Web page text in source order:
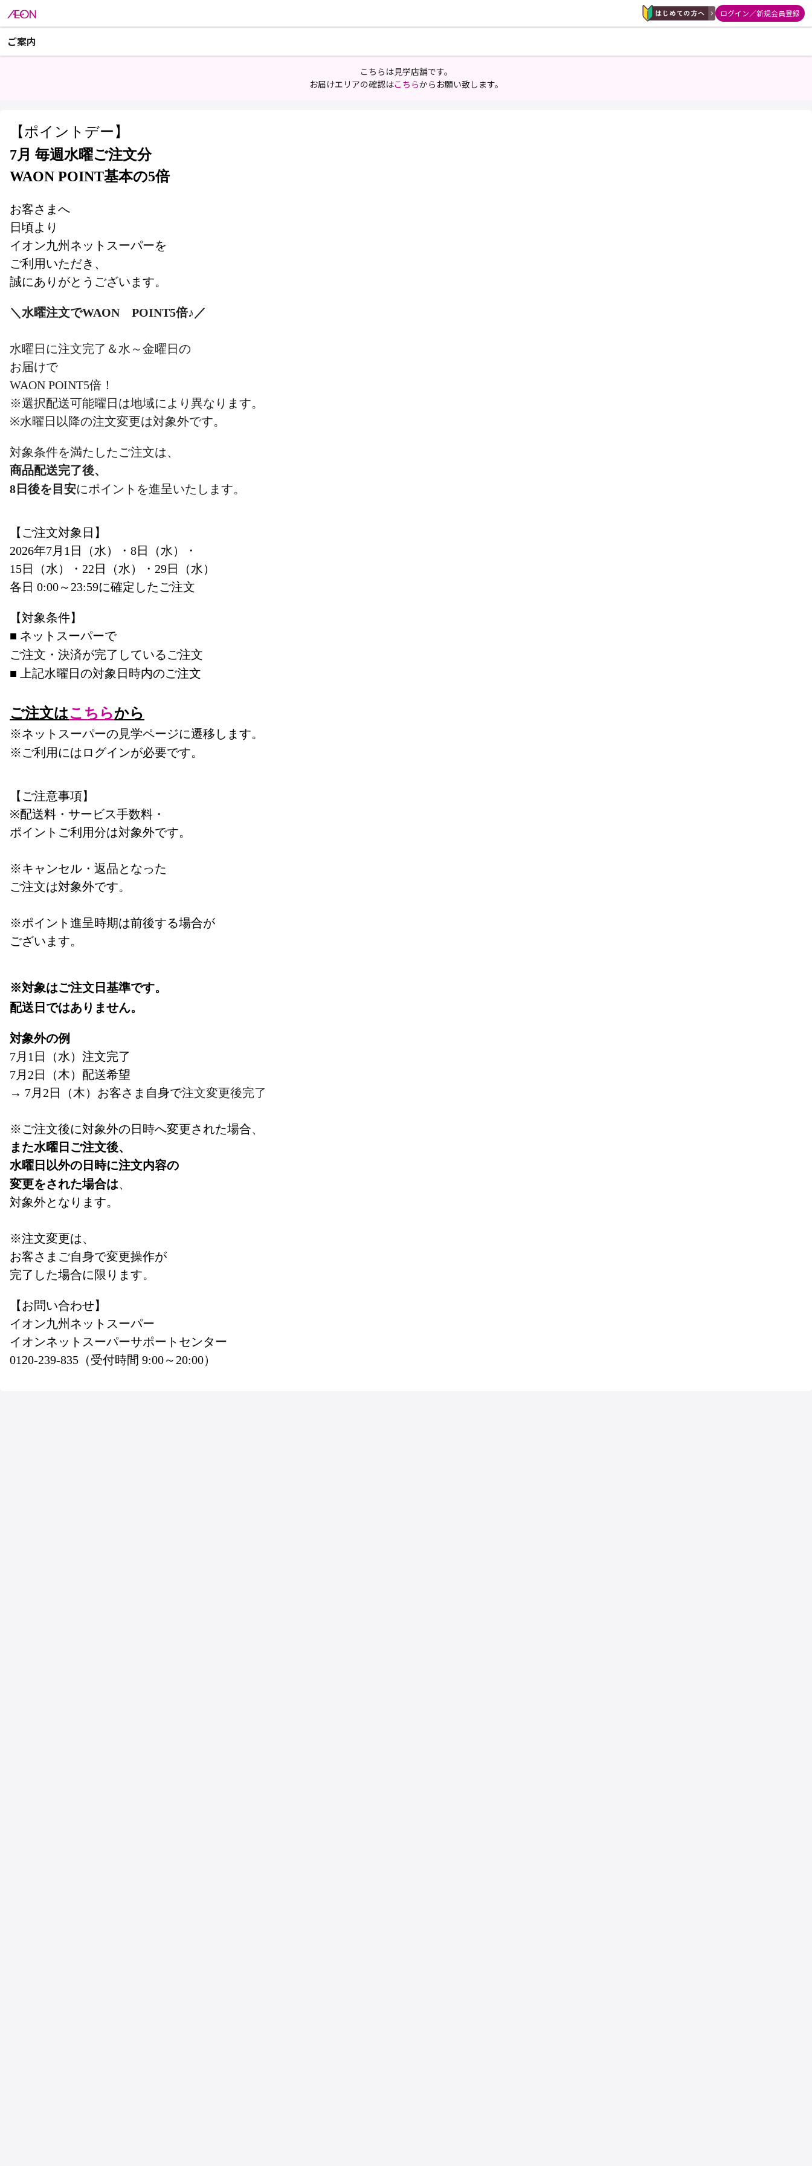
ログイン／新規会員登録
ご案内
こちらは見学店舗です。
お届けエリアの確認はこちらからお願い致します。
【ポイントデー】
7月 毎週水曜ご注文分
WAON POINT基本の5倍
お客さまへ
日頃より
イオン九州ネットスーパーを
ご利用いただき、
誠にありがとうございます。
＼水曜注文でWAON POINT5倍♪／
水曜日に注文完了＆水～金曜日の
お届けで
WAON POINT5倍！
※選択配送可能曜日 は地域により異なります。
※水曜日以降の注文変更は対象外です。
対象条件を満たしたご注文は、
商品配送完了後、
8日後を目安にポイントを進呈いたします。
【ご注文対象日】
2026年7月1日（水）・8日（水）・
15日（水）・22日（水）・29日（水）
各日 0:00～23:59に確定したご注文
【対象条件】
■ ネットスーパーで
ご注文・決済が完了しているご注文
■ 上記水曜日の対象日時内のご注文
ご注文はこちらから
※ネットスーパーの見学ページに遷移します。
※ご利用にはログインが必要です。
【ご注意事項】
※配送料・サービス手数料・
ポイントご利用分は対象外です。
※キャンセル・返品となった
ご注文は対象外です。
※ポイント進呈時期は前後する場合が
ございます。
※対象はご注文日基準です。
配送日ではありません。
対象外の例
7月1日（水）注文完了
7月2日（木）配送希望
→ 7月2日（木）お客さま自身で注文変更後完了
※ご注文後に対象外の日時へ変更された場合、
また水曜日ご注文後、
水曜日以外の日時に注文内容の
変更をされた場合は、
対象外となります。
※注文変更は、
お客さまご自身で変更操作が
完了した場合に限ります。
【お問い合わせ】
イオン九州ネットスーパー
イオンネットスーパーサポートセンター
0120-239-835（受付時間 9:00～20:00）